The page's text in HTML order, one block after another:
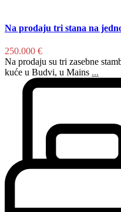
Na prodaju tri stana na
250.000 €
Na prodaju su tri zasebne
kuće u Budvi, u Mains ...